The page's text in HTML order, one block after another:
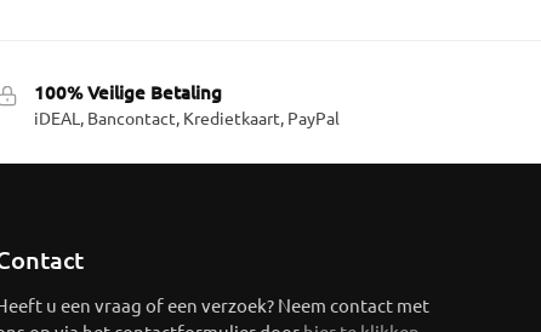
100% Veilige Betaling
iDEAL, Bancontact, Kredietkaart, PayPal
u een vraag of een verzoek? Neem contact met